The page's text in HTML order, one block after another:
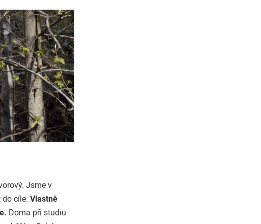
Jsme v
do cíle. Vlastně
Doma při studiu